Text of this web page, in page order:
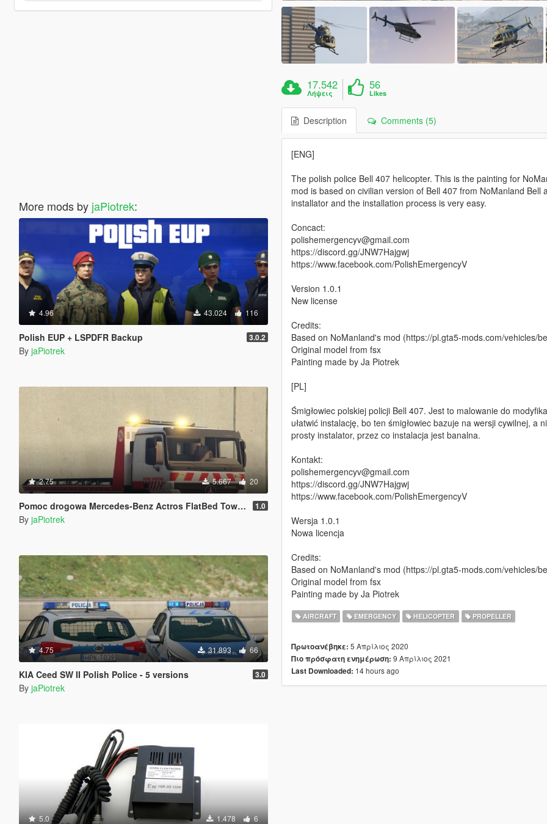
More mods by jaPiotrek:
4.96 43.024 116
Polish EUP + LSPDFR Backup 3.0.2
By jaPiotrek
2.75 5.667 20
Pomoc drogowa Mercedes-Benz Actros FlatBed Tow Truck 1.0
By jaPiotrek
4.75 31.893 66
KIA Ceed SW II Polish Police - 5 versions 3.0
By jaPiotrek
5.0 1.478 6
17.542
Λήψεις
56
Likes
Description Comments (5)
[ENG]
The polish police Bell 407 helicopter. This is the painting for
mod is based on civilian version of Bell 407 from NoManland
installator and the installation process is very easy.
Concact:
polishemergencyv@gmail.com
https://discord.gg/JNW7Hajgwj
https://www.facebook.com/PolishEmergencyV
Version 1.0.1
New license
Credits:
Based on NoManland's mod (https://pl.gta5-mods.com/vehicles/
Original model from fsx
Painting made by Ja Piotrek
[PL]
Śmigłowiec polskiej policji Bell 407. Jest to malowanie do
ułatwić instalację, bo ten śmigłowiec bazuje na wersji cywilnej, a
prosty instalator, przez co instalacja jest banalna.
Kontakt:
polishemergencyv@gmail.com
https://discord.gg/JNW7Hajgwj
https://www.facebook.com/PolishEmergencyV
Wersja 1.0.1
Nowa licencja
Credits:
Based on NoManland's mod (https://pl.gta5-mods.com/vehicles/
Original model from fsx
Painting made by Ja Piotrek
AIRCRAFT EMERGENCY HELICOPTER PROPELLER
Πρωτοανέβηκε: 5 Απρίλιος 2020
Πιο πρόσφατη ενημέρωση: 9 Απρίλιος 2021
Last Downloaded: 14 hours ago